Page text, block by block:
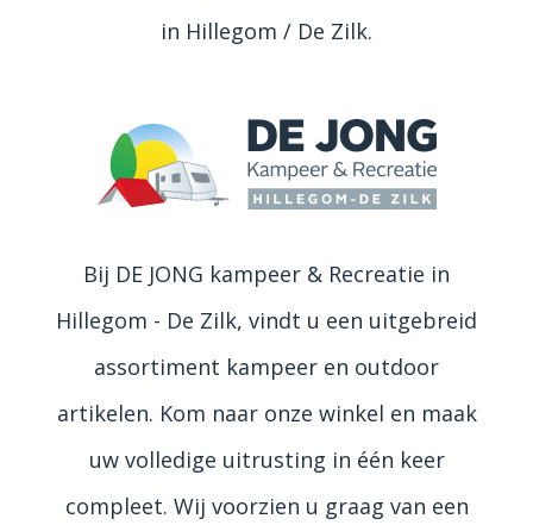
in Hillegom / De Zilk.
Bij DE JONG kampeer & Recreatie in
Hillegom - De Zilk, vindt u een uitgebreid
assortiment kampeer en outdoor
artikelen. Kom naar onze winkel en maak
uw volledige uitrusting in één keer
compleet. Wij voorzien u graag van een